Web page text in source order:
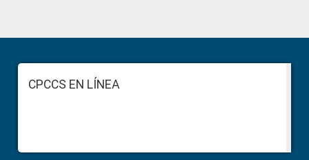
Sidebar
FooterCPCCS EN LÍNEA